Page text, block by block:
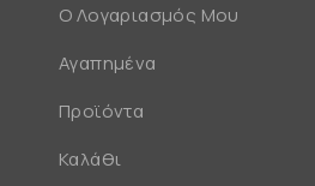
Ο Λογαριασμός Μου
Αγαπημένα
Προϊόντα
Καλάθι